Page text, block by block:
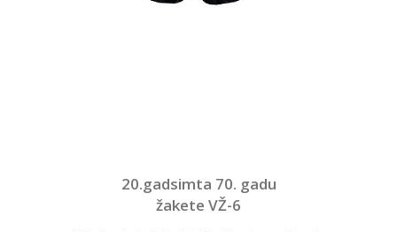
20.gadsimta 70. gadu
žakete VŽ-6